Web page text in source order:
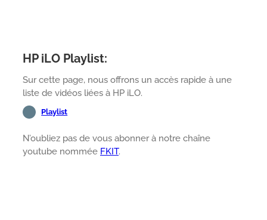
HP iLO Playlist:
Sur cette page, nous offrons un accès rapide à une
liste de vidéos liées à HP iLO.
Playlist
N’oubliez pas de vous abonner à notre chaîne
youtube nommée FKIT.